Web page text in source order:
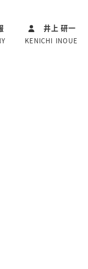
井上 研一
KENICHI INOUE